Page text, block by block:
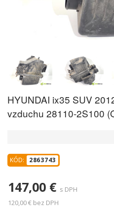
HYUNDAI ix35 SUV
vzduchu 28110-2S100
KÓD: 2863743
147,00 € s DPH
120,00 € bez DPH